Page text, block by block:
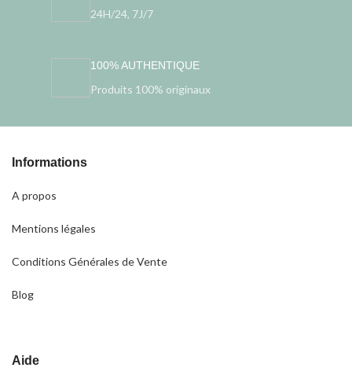
24H/24, 7J/7
100% AUTHENTIQUE
Produits 100% originaux
Informations
A propos
Mentions légales
Conditions Générales de Vente
Blog
Aide